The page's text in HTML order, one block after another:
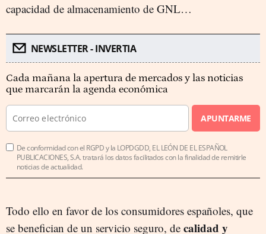
capacidad de almacenamiento de GNL…
NEWSLETTER - INVERTIA
Cada mañana la apertura de mercados y las noticias
que marcarán la agenda económica
APUNTARME
De conformidad con el RGPD y la LOPDGDD, EL LEÓN DE EL ESPAÑOL
PUBLICACIONES, S.A. tratará los datos facilitados con la finalidad de remitirle
noticias de actualidad.
Todo ello en favor de los consumidores españoles, que
se benefician de un servicio seguro, de calidad y